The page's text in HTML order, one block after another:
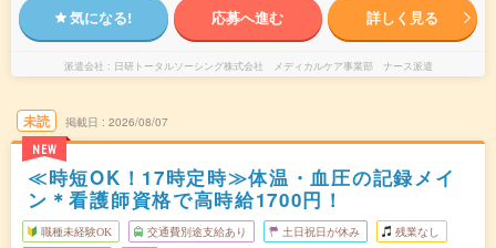
気になる! 応募へ進む 詳しく見る
派遣会社 日研トータルソーシング株式会社 メディカルケア事業部 ナース派遣
未読
NEW
掲載日 2026/08/07
≪時短OK！17時定時≫体温・血圧の記録メイ
ン＊看護師資格で高時給1700円！
職種未経験OK 交通費別途支給あり 土日祝日が休み 残業なし